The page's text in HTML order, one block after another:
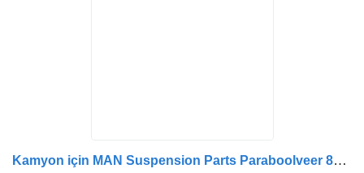
Kamyon için MAN Suspension Parts Paraboolveer 81434026757 makas